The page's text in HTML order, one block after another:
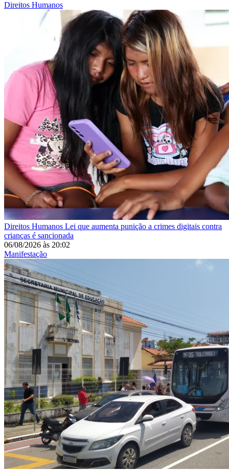
Direitos Humanos
Direitos Humanos Lei que aumenta punição a crimes digitais contra
crianças é sancionada
06/08/2026 às 20:02
Manifestação